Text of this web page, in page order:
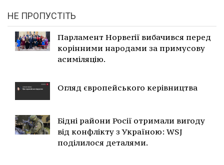
НЕ ПРОПУСТІТЬ
Парламент Норвегії вибачився перед
корінними народами за примусову
асиміляцію.
Огляд європейського керівництва
Бідні райони Росії отримали вигоду
від конфлікту з Україною: WSJ
поділилося деталями.